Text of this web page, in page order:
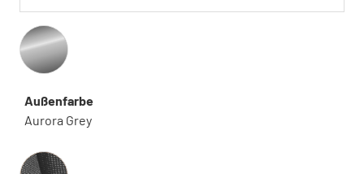
Außenfarbe
Aurora Grey
Innenausstattung